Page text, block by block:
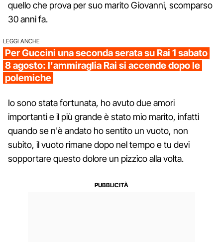
quello che prova per suo marito Giovanni, scomparso
30 anni fa.
LEGGI ANCHE
Per Guccini una seconda serata su Rai 1 sabato
8 agosto: l'ammiraglia Rai si accende dopo le
polemiche
Io sono stata fortunata, ho avuto due amori
importanti e il più grande è stato mio marito, infatti
quando se n'è andato ho sentito un vuoto, non
subito, il vuoto rimane dopo nel tempo e tu devi
sopportare questo dolore un pizzico alla volta.